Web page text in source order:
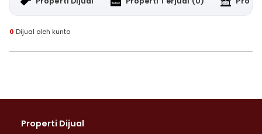
0 Dijual oleh kunto
Properti Dijual